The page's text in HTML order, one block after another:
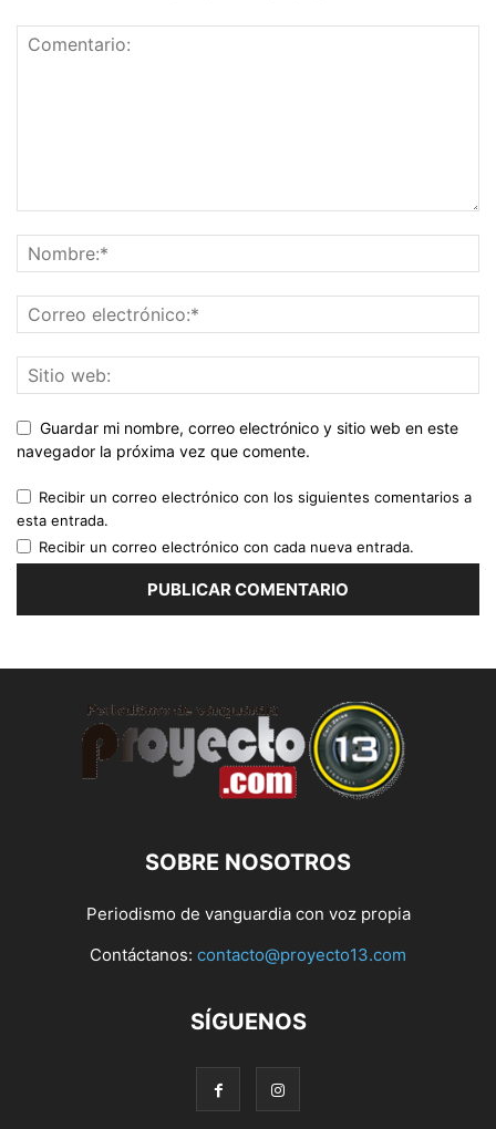
Guardar mi nombre, correo electrónico y sitio web en este
navegador la próxima vez que comente.
Recibir un correo electrónico con los siguientes comentarios a
esta entrada.
Recibir un correo electrónico con cada nueva entrada.
SOBRE NOSOTROS
Periodismo de vanguardia con voz propia
Contáctanos: contacto@proyecto13.com
SÍGUENOS